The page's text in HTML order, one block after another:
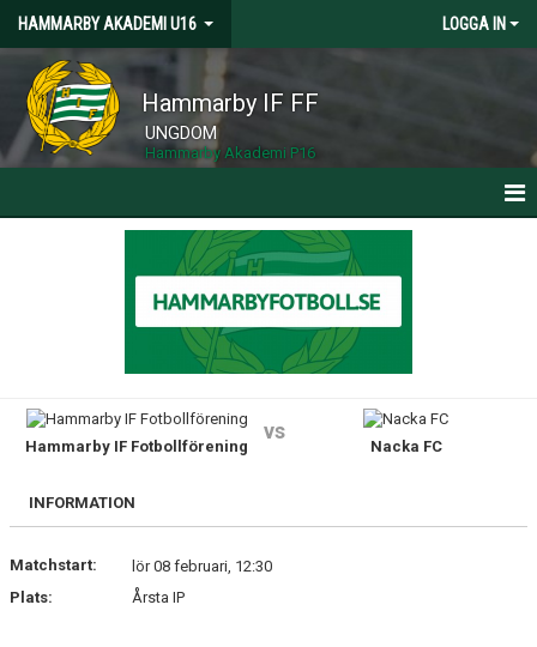
HAMMARBY AKADEMI U16 LOGGA IN
Hammarby IF FF
UNGDOM
Hammarby Akademi P16
Hammarby IF Fotbollförening
vs
Nacka FC
INFORMATION
Matchstart:
lör 08 februari, 12:30
Plats:
Årsta IP